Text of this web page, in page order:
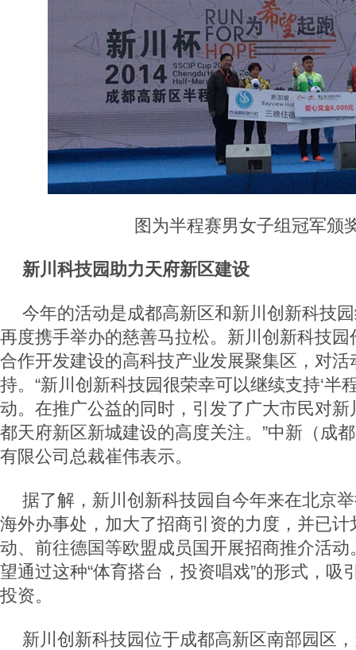
图为半程赛男女子组冠军颁
新川科技园助力天府新区建设
今年的活动是成都高新区和新川创新科技
再度携手举办的慈善马拉松。新川创新科技
合作开发建设的高科技产业发展聚集区，对活
持。“新川创新科技园很荣幸可以继续支持‘半
动。在推广公益的同时，引发了广大市民对
都天府新区新城建设的高度关注。”中新（成
有限公司总裁崔伟表示。
据了解，新川创新科技园自今年来在北京
海外办事处，加大了招商引资的力度，并已
动、前往德国等欧盟成员国开展招商推介活
望通过这种“体育搭台，投资唱戏”的形式，吸
投资。
新川创新科技园位于成都高新区南部园区